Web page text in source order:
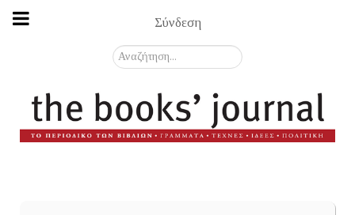
Σύνδεση
Αναζήτηση...